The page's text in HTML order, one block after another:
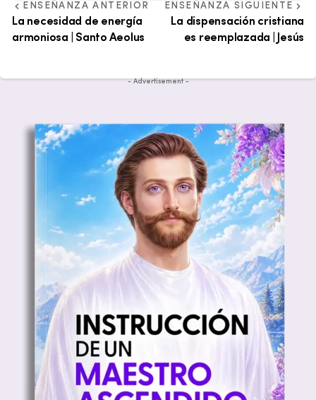
ENSEÑANZA ANTERIOR
La necesidad de energía
armoniosa | Santo Aeolus
ENSEÑANZA SIGUIENTE
La dispensación cristiana
es reemplazada | Jesús
- Advertisement -